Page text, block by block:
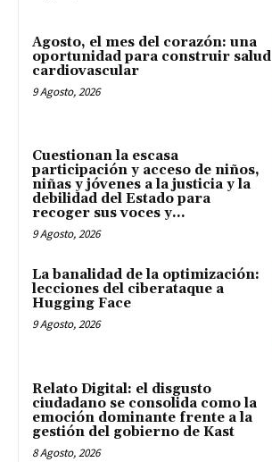
Agosto, el mes del corazón: una
oportunidad para construir salud
cardiovascular
9 Agosto, 2026
Cuestionan la escasa
participación y acceso de niños,
niñas y jóvenes a la justicia y la
debilidad del Estado para
recoger sus voces y...
9 Agosto, 2026
La banalidad de la optimización:
lecciones del ciberataque a
Hugging Face
9 Agosto, 2026
Relato Digital: el disgusto
ciudadano se consolida como la
emoción dominante frente a la
gestión del gobierno de Kast
8 Agosto, 2026